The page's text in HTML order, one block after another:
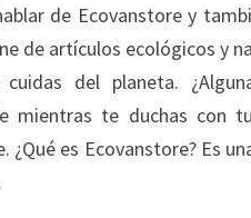
de Ecovanstore y
de artículos ecológicos y
del planeta.
mientras te duchas con
¿Qué es Ecovanstore? Es